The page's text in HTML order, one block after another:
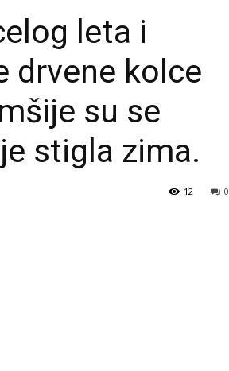
leta i
drvene kolce
su se
stigla zima.
0
12